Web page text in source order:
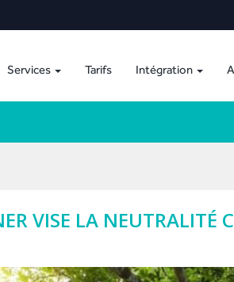
Services Tarifs Intégration
VISE LA NEUTRALITÉ